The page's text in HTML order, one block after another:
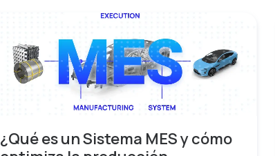
¿Qué es un Sistema MES y cómo